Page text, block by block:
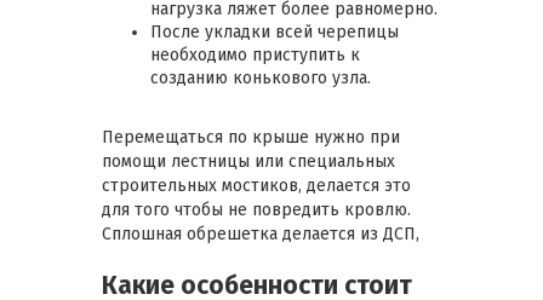
нагрузка ляжет более равномерно.
После укладки всей черепицы
необходимо приступить к
созданию конькового узла.
Перемещаться по крыше нужно при
помощи лестницы или специальных
строительных мостиков, делается это
для того чтобы не повредить кровлю.
Сплошная обрешетка делается из ДСП,
Какие особенности стоит